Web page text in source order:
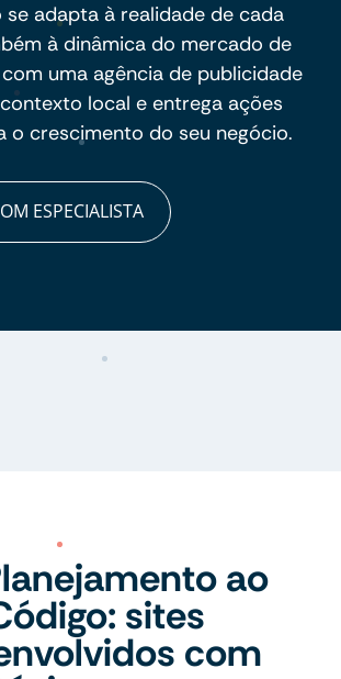
se adapta à realidade de cada
à dinâmica do mercado de
uma agência de publicidade
local e entrega ações
o crescimento do seu negócio.
ESPECIALISTA
ao
sites
com